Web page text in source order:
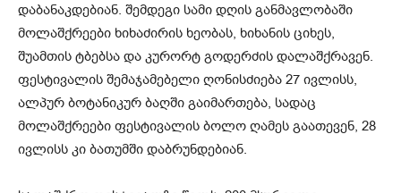
დაბანაკდებიან. შემდეგი სამი დღის განმავლობაში
მოლაშქრეები ხიხაძირის ხეობას, ხიხანის ციხეს,
შუამთის ტბებსა და კურორტ გოდერძის დალაშქრავენ.
ფესტივალის შემაჯამებელი ღონისძიება 27 ივლისს,
ალპურ ბოტანიკურ ბაღში გაიმართება, სადაც
მოლაშქრეები ფესტივალის ბოლო ღამეს გაათევენ, 28
ივლისს კი ბათუმში დაბრუნდებიან.